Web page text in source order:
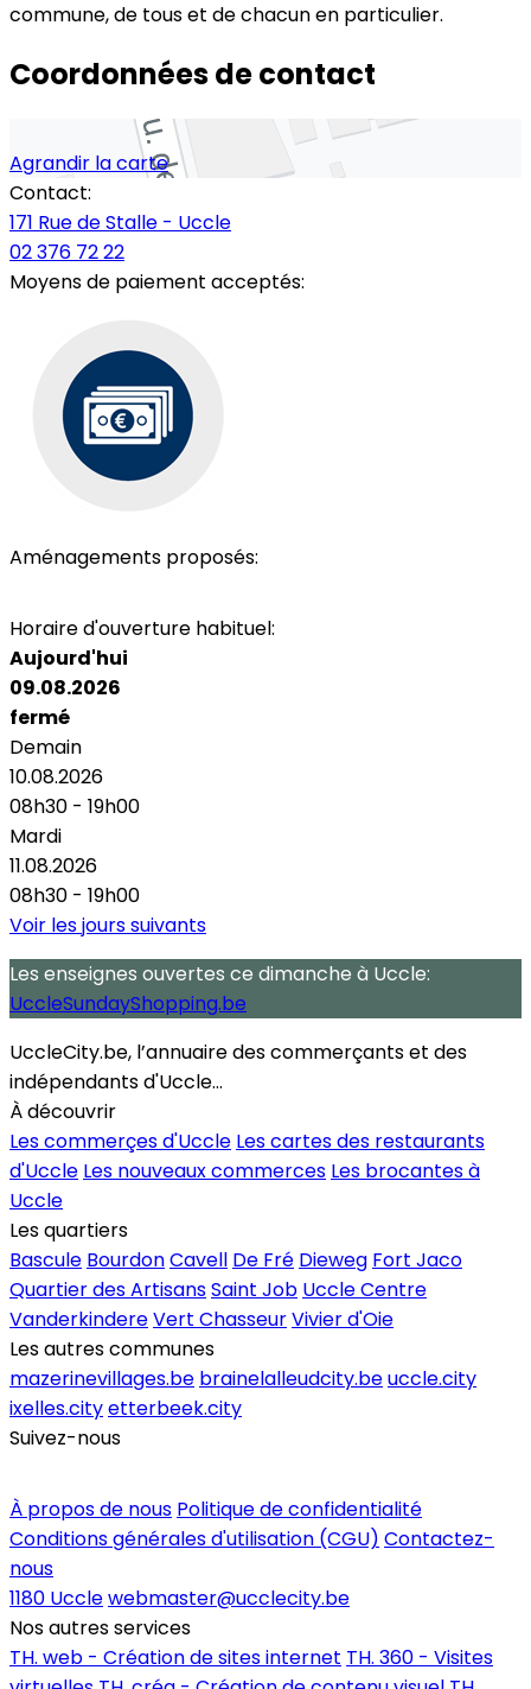
commune, de tous et de chacun en particulier.
Coordonnées de contact
Agrandir la carte
Contact:
171 Rue de Stalle - Uccle
02 376 72 22
Moyens de paiement acceptés:
Aménagements proposés:
Horaire d'ouverture habituel:
Aujourd'hui
09.08.2026
fermé
Demain
10.08.2026
08h30 - 19h00
Mardi
11.08.2026
08h30 - 19h00
Voir les jours suivants
Les enseignes ouvertes ce dimanche à Uccle:
UccleSundayShopping.be
UccleCity.be, l’annuaire des commerçants et des
indépendants d'Uccle...
À découvrir
Les commerçes d'Uccle Les cartes des restaurants
d'Uccle Les nouveaux commerces Les brocantes à
Uccle
Les quartiers
Bascule BourdonCavell De Fré Dieweg Fort Jaco
Quartier des ArtisansSaint Job Uccle Centre
VanderkindereVert ChasseurVivier d'Oie
Les autres communes
mazerinevillages.be brainelalleudcity.beuccle.city
ixelles.cityetterbeek.city
Suivez-nous
À propos de nous Politique de confidentialité
Conditions générales d'utilisation (CGU) Contactez-
nous
1180 Ucclewebmaster@ucclecity.be
Nos autres services
TH. web - Création de sites internet TH. 360 - Visites